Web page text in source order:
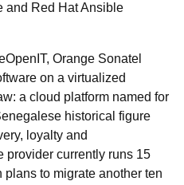
and Red Hat Ansible
Orange Sonatel
on a virtualized
a cloud platform named for
historical figure
loyalty and
provider currently runs 15
to migrate another ten